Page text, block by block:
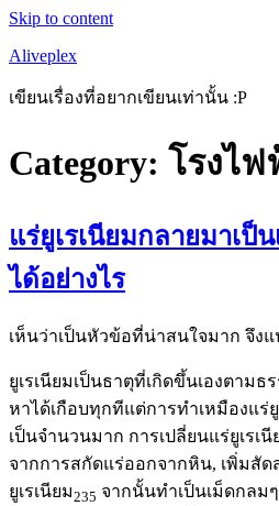
Skip to content
Aliveplex
เขียนเรื่องที่อยากเขียนเท่านั้น :P
Category: โรงไ
แร่ยูเรเนียมกลายมาเป็
ได้อย่างไร
เห็นว่าเป็นหัวข้อที่น่าสนใจมาก จึง
ยูเรเนียมเป็นธาตุที่เกิดขึ้นเองตาม
หาได้เกือบทุกทีแต่การทำเหมืองแร่
เป็นจำนวนมาก การเปลี่ยนแร่ยูเรเ
จากการสกัดแร่ออกจากหิน, เพิ่มสัด
ยูเรเนียม235 จากนั้นทำเป็นเม็ดกลม